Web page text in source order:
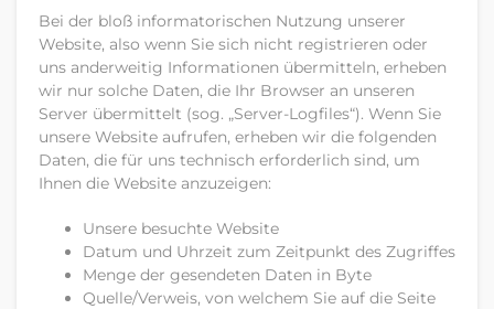
Bei der bloß informatorischen Nutzung unserer
Website, also wenn Sie sich nicht registrieren oder
uns anderweitig Informationen übermitteln, erheben
wir nur solche Daten, die Ihr Browser an unseren
Server übermittelt (sog. „Server-Logfiles“). Wenn Sie
unsere Website aufrufen, erheben wir die folgenden
Daten, die für uns technisch erforderlich sind, um
Ihnen die Website anzuzeigen:
Unsere besuchte Website
Datum und Uhrzeit zum Zeitpunkt des Zugriffes
Menge der gesendeten Daten in Byte
Quelle/Verweis, von welchem Sie auf die Seite